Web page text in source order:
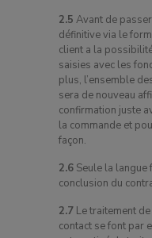
2.5 Avant de
définitive via le
client a la
saisies avec les
plus, l’ensemble
sera de nouveau
confirmation juste
la commande et
façon.
2.6 Seule la langue
conclusion du
2.7 Le traitement
contact se font par